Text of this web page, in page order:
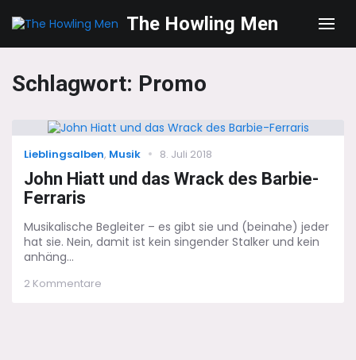
The Howling Men
Schlagwort: Promo
Categories
Lieblingsalben, Musik
Posted
8. Juli 2018
John Hiatt und das Wrack des Barbie-
Ferraris
Musikalische Begleiter – es gibt sie und (beinahe) jeder
hat sie. Nein, damit ist kein singender Stalker und kein
anhäng...
2 Kommentare